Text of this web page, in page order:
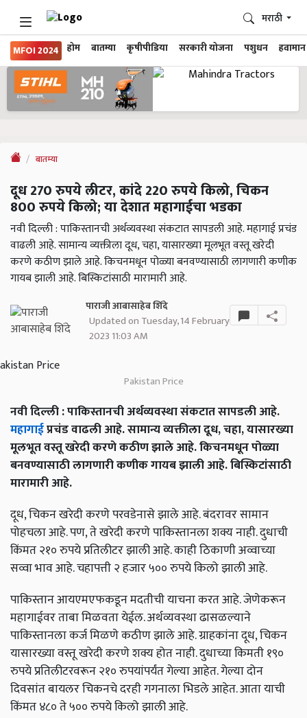
MFOI 2024 होम बातम्या कृषीपीडिया सरकारी योजना पशुधन हवामान
मराठी
बातम्या
दूध 270 रुपये लीटर, कांदे 220 रुपये किलो, चिकन
800 रुपये किलो; या देशात महागाईचा भडका
नवी दिल्ली : पाकिस्तानची अर्थव्यवस्था संकटात सापडली आहे. महागाई प्रचंड
वाढली आहे. सामान्य व्यक्तीला दूध, चहा, यासारख्या मूलभूत वस्तू खरेदी
करणे कठीण झाले आहे. किचनमधून पोळ्या बनवण्यासाठी लागणारी कणीक
गायब झाली आहे. बिस्किटांसाठी मारामारी आहे.
पाराजी आबासाहेब शिंदे
Updated on Tuesday, 14 February
2023 11:03 AM
Pakistan Price
नवी दिल्ली : पाकिस्तानची अर्थव्यवस्था संकटात सापडली आहे.
महागाईप्रचंड वाढली आहे. सामान्य व्यक्तीला दूध, चहा, यासारख्या
मूलभूत वस्तू खरेदी करणे कठीण झाले आहे. किचनमधून पोळ्या
बनवण्यासाठी लागणारी कणीक गायब झाली आहे. बिस्किटांसाठी
मारामारी आहे.
दूध, चिकन खरेदी करणे परवडेनासे झाले आहे. बंदरावर सामान
पोहचला आहे. पण, ते खरेदी करणे पाकिस्तानला शक्य नाही. दुधाची
किंमत २१० रुपये प्रतिलीटर झाली आहे. काही ठिकाणी अव्वाच्या
सव्वा भाव आहे. चहापत्ती २ हजार ५०० रुपये किलो झाली आहे.
पाकिस्तान आयएमएफकडून मदतीची याचना करत आहे. जेणेकरून
महागाईवर ताबा मिळवता येईल. अर्थव्यवस्था ढासळल्याने
पाकिस्तानला कर्ज मिळणे कठीण झाले आहे. ग्राहकांना दूध, चिकन
यासारख्या वस्तू खरेदी करणे शक्य होत नाही. दुधाच्या किमती १९०
रुपये प्रतिलीटरवरून २१० रुपयांपर्यंत गेल्या आहेत. गेल्या दोन
दिवसांत बायलर चिकनचे दरही गगनाला भिडले आहेत. आता याची
किंमत ४८० ते ५०० रुपये किलो झाली आहे.